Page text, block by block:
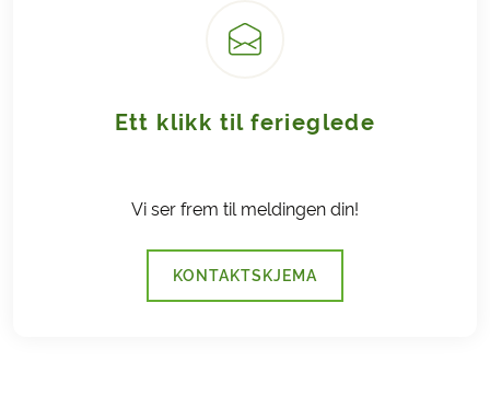
Ett klikk til ferieglede
Vi ser frem til meldingen din!
KONTAKTSKJEMA